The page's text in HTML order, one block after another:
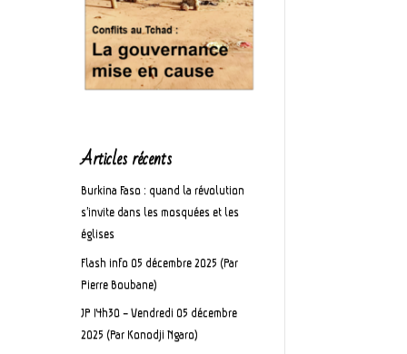
Articles récents
Burkina Faso : quand la révolution
s’invite dans les mosquées et les
églises
Flash info 05 décembre 2025 (Par
Pierre Boubane)
JP 14h30 – Vendredi 05 décembre
2025 (Par Konodji Ngaro)